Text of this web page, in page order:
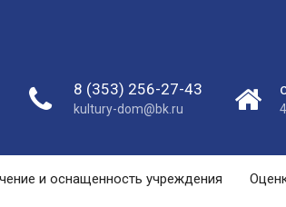
8 (353) 256-27-43
kultury-dom@bk.ru
и оснащенность учреждения